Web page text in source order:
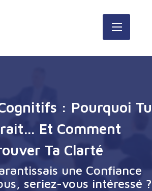
: Pourquoi Tu
Et Comment
Ta Clarté
une Confiance
seriez-vous intéressé ?